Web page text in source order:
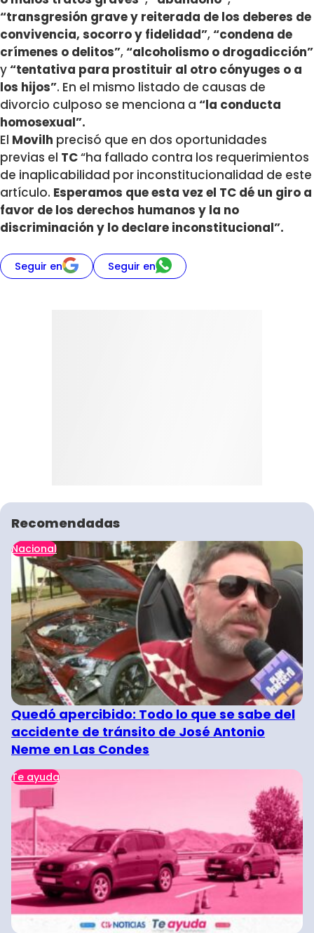
“transgresión grave y reiterada de los deberes de
convivencia, socorro y fidelidad”,“condena de
crímenes o delitos”,“alcoholismo o drogadicción”
y“tentativa para prostituir al otro cónyuges o a
los hijos”. En el mismo listado de causas de
divorcio culposo se menciona a “la conducta
homosexual”.
El Movilh precisó que en dos oportunidades
previas el TC“ha fallado contra los requerimientos
de inaplicabilidad por inconstitucionalidad de este
artículo. Esperamos que esta vez el TC dé un giro a
favor de los derechos humanos y la no
discriminación y lo declare inconstitucional”.
Seguir en Seguir en
Recomendadas
Nacional
Quedó apercibido: Todo lo que se sabe del
accidente de tránsito de José Antonio
Neme en Las Condes
Te ayuda